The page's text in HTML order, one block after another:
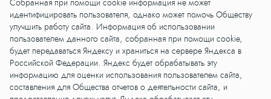
Собранная при помощи cookie информация не может
идентифицировать пользователя, однако может помочь Обществу
улучшить работу сайта. Информация об использовании
пользователем данного сайта, собранная при помощи cookie,
будет передаваться Яндексу и храниться на сервере Яндекса в
Российской Федерации. Яндекс будет обрабатывать эту
информацию для оценки использования пользователем сайта,
составления для Общества отчетов о деятельности сайта, и